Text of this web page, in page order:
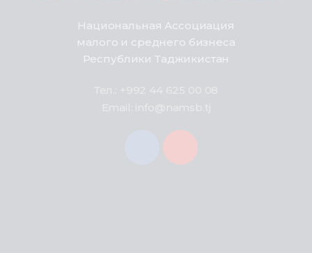
Национальная Ассоциация
малого и среднего бизнеса
Республики Таджикистан